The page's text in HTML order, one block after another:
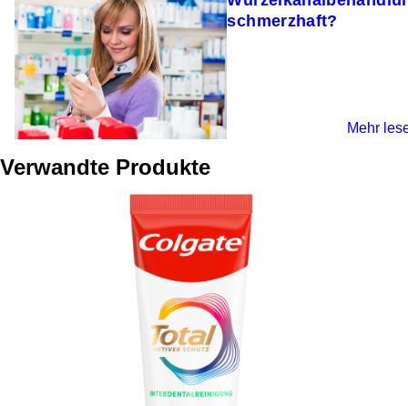
schmerzhaft?
Mehr
Verwandte Produkte